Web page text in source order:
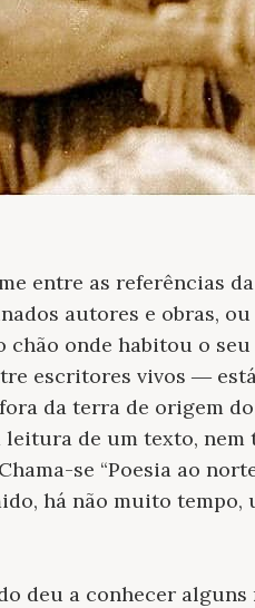
entre as referências
autores e obras,
onde habitou o seu
escritores vivos ―
da terra de origem
de um texto, nem
se “Poesia ao
há não muito tempo,
deu a conhecer